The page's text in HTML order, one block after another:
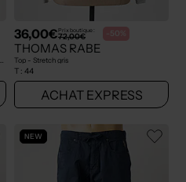
36,00€Prix boutique :
72,00€ -50%
THOMAS RABE
Top - Stretch gris
T : 44
ACHAT EXPRESS
NEW